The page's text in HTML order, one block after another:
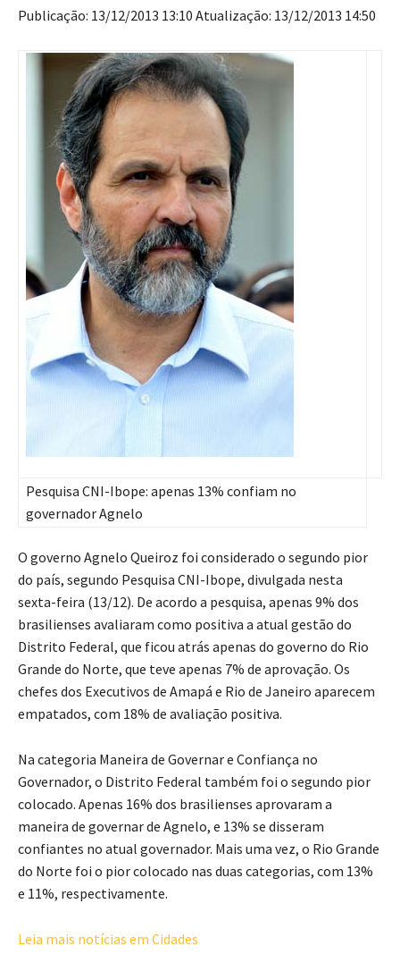
Publicação: 13/12/2013 13:10 Atualização: 13/12/2013 14:50
Pesquisa CNI-Ibope: apenas 13% confiam no
governador Agnelo
O governo Agnelo Queiroz foi considerado o segundo pior
do país, segundo Pesquisa CNI-Ibope, divulgada nesta
sexta-feira (13/12). De acordo a pesquisa, apenas 9% dos
brasilienses avaliaram como positiva a atual gestão do
Distrito Federal, que ficou atrás apenas do governo do Rio
Grande do Norte, que teve apenas 7% de aprovação. Os
chefes dos Executivos de Amapá e Rio de Janeiro aparecem
empatados, com 18% de avaliação positiva.
Na categoria Maneira de Governar e Confiança no
Governador, o Distrito Federal também foi o segundo pior
colocado. Apenas 16% dos brasilienses aprovaram a
maneira de governar de Agnelo, e 13% se disseram
confiantes no atual governador. Mais uma vez, o Rio Grande
do Norte foi o pior colocado nas duas categorias, com 13%
e 11%, respectivamente.
Leia mais notícias em Cidades